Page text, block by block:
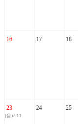
16 17 18
23
(음)7.11
24 25